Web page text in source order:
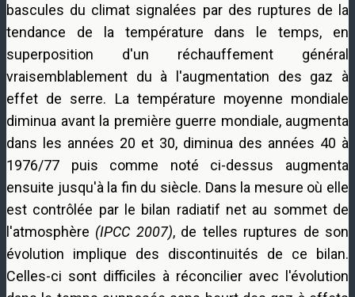
bascules du climat signalées par des ruptures de la
tendance de la température dans le temps, en
superposition d'un réchauffement général
vraisemblablement du à l'augmentation des gaz à
effet de serre. La température moyenne mondiale
diminua avant la première guerre mondiale, augmenta
dans les années 20 et 30, diminua des années 40 à
1976/77 puis comme noté ci-dessus augmenta
ensuite jusqu'à la fin du siècle. Dans la mesure où elle
est contrôlée par le bilan radiatif net au sommet de
l'atmosphère (IPCC 2007), de telles ruptures de son
évolution implique des discontinuités de ce bilan.
Celles-ci sont difficiles à réconcilier avec l'évolution